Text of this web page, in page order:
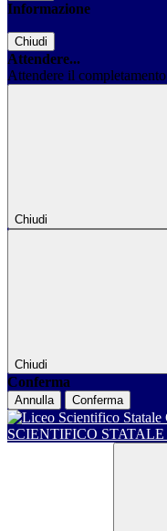
Informazione
Chiudi
Attendere...
Attendere il
Chiudi
Chiudi
Conferma
Annulla Conferma
SCIENTIFICO